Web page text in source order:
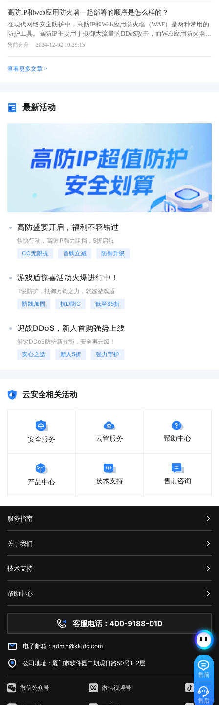
DDoS防护、CC防护、WAF防护、BOT行为分析为一体的安全加速解决方
案。通过CDN节点接入，SCDN不仅实现了内容的高效分发，还巧妙地隐
藏了源服务器的真实IP地址。同时，其强大的安全防护能力能够抵御多种
网络攻击，如SQL注入、XSS攻击等。SCDN的加入，让服务器的安全防
有效地隐藏服务器的真实IP，防止攻击者直接定位到服务器。同时，游戏
家提供了更加流畅的游戏体验。快快盾：代理服务器与多重防护的完美结
和混淆等多种技术手段来确保用户IP地址的安全性。这种多重防护的方
式，让快快盾在保护用户隐私和安全方面表现出色。在这个充满挑战和机
遇的互联网世界中，服务器的安全稳定是企业发展的基石。通过高防IP、
SCDN、游戏盾和快快盾等高效的技术手段，我们可以有效地隐藏服务器
IP，抵御网络攻击，保护数据安全。
讨高防IP的流量清洗功能如何实现对恶意流量的精准识别与过滤，并为企
业提供实用的安全建议。流量清洗的重要性随着网络攻击手段日益复杂多
变，传统的防火墙和入侵防御系统（IPS）已难以单独应对大规模DDoS攻
击。在这种背景下，高防IP提供的流量清洗服务成为了保护在线业务免受
响。流量清洗的技术原理多层次检测机制高防IP采用多层防护策略，结合
实际流量偏离该模型时，系统会自动触发警报并启动进一步分析。这有助
识别来自高风险地区的流量，并对其进行特殊处理或直接阻断。这种方法
特别适用于那些源自特定国家或区域的频繁攻击源。协议异常检测检查入
站和出站流量是否符合标准通信协议规范。任何不符合预期格式的数据包
都将被视为可疑对象，进而被标记为潜在的恶意流量。实时响应与反馈流
量清洗系统具备快速响应能力，能够在秒级时间内完成对疑似恶意流量的
判断及处理。同时，它还会持续收集反馈信息，不断优化自身的识别精
度。提升流量清洗效果的具体措施定期更新防护规则：随着攻击手法的不
依据最新的威胁情报发布新的规则集供用户下载使用。定制化配置：针对
不同企业的具体需求，提供灵活的自定义配置选项。比如，允许用户自行
自身业务特点。集成其他安全产品：除了独立部署外，还可以与其他网络
升整体安全性。加强日志审计：记录详细的流量清洗日志，包括每次清洗
踪溯源，也为后续改进提供了依据。实际应用案例某电商平台在其年度购
物节前夕引入了高防IP服务，成功抵御了一次大规模DDoS攻击。由于采
GB级别的流量冲击，但所有用户依然能够顺畅浏览商品页面并顺利完成
交易，未出现任何卡顿现象。高防IP的流量清洗功能凭借其先进的技术和
严谨的设计，在精准识别并过滤恶意流量方面展现出了卓越的能力。它不
仅帮助企业解决了长期以来困扰他们的DDoS攻击问题，也为广大用户带
高防IP和web应用防火墙一起部署的顺序是怎么样的？
在现代网络安全防护中，高防IP和Web应用防火墙（WAF）是两种常用的
防护工具。高防IP主要用于抵御大流量的DDoS攻击，而Web应用防火墙则
专注于保护Web应用免受各类应用层攻击。为了实现全面的防护，企业通
明确防护目标。这包括评估当前网络环境的安全风险，确定需要保护的关
支持哪些类型的攻击防护，如DDoS防护、SQL注入、XSS等；性能指标--
外部流量通过高防IP转发到后端服务器；设置防护策略--根据需求设置
DDoS防护策略，如流量清洗阈值、攻击类型过滤等。配置web应用防火
墙：绑定域名--在Web应用防火墙管理控制台中绑定需要保护的域名，确
保流量通过WAF进行过滤；设置防护规则--根据需求设置Web应用防护规
则，如SQL注入防护、XSS防护、CC攻击防护等；配置访问控制--设置访
问控制策略，如黑白名单管理、IP地址限制等。在完成高防IP和Web应用
防火墙的配置后，需要进行测试和验证，确保各项功能正常工作。测试内
后端服务器；防护测试--模拟常见的攻击场景，验证高防IP和WAF的防护
效果；性能测试--测试高防IP和WAF的处理能力、吞吐量等性能指标，确
与规划、选择合适的防护产品、注册与开通服务、配置高防IP、配置Web
有效地实现全面的网络安全防护，提升系统的可靠性和安全性。高防IP和
Web应用免受各类应用层攻击，是企业保障网络安全的重要手段。
售前舟舟 2024-12-02 10:29:15
查看更多文章 >
最新活动
高防盛宴开启，福利不容错过
快快行动，高防IP强力阻挡，5折启航
CC无限抗
首购立减 防御升级
游戏盾惊喜活动火爆进行中！
T级防护，抵御万钧之力，就选游戏盾
防线加固
抗D防C 低至85折
迎战DDoS，新人首购强势上线
解锁DDoS防护新技能，安全再升级！
安心之选
新人5折 强力守护
云安全相关活动
安全服务 云管服务 帮助中心
产品中心 技术支持 售前咨询
售前
售后
服务指南
汇款信息
购买流程
服务条款
关于我们
公司介绍
举报中心
隐私声明
技术支持
网站备案
技术文档
帮助中心
服务器问题
市场资讯
客服电话：400-9188-010
电子邮箱：admin@kkidc.com
公司地址：厦门市软件园二期观日路50号1-2层
微信公众号 微信视频号 抖音